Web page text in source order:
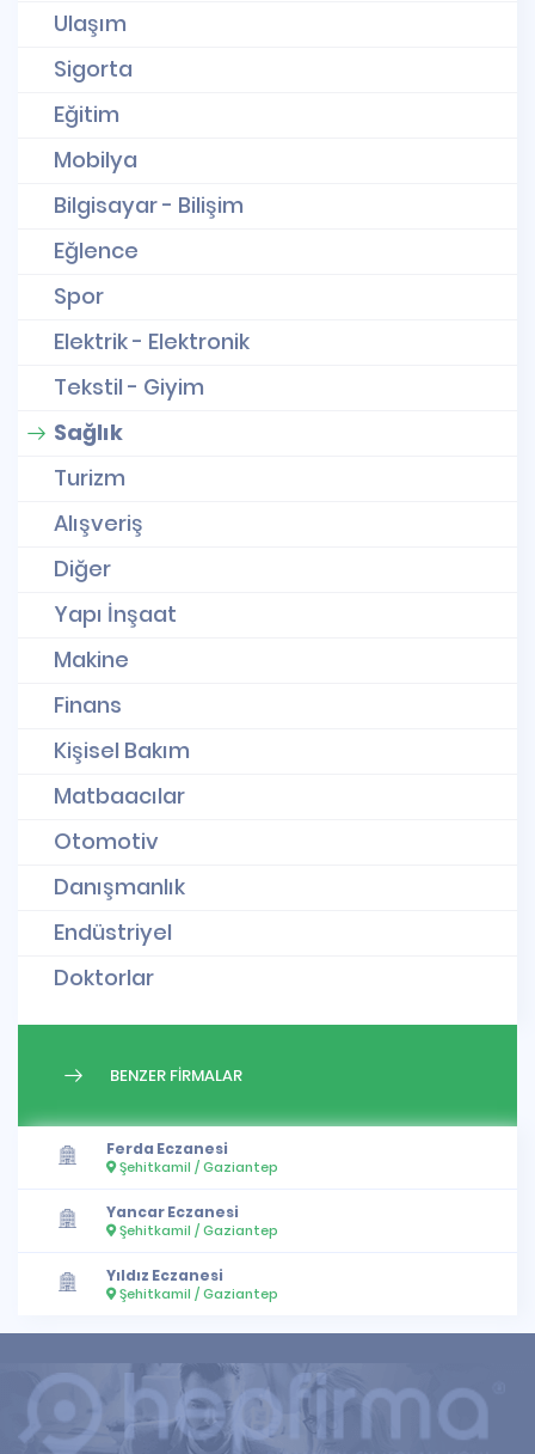
Ulaşım
Sigorta
Eğitim
Mobilya
Bilgisayar - Bilişim
Eğlence
Spor
Elektrik - Elektronik
Tekstil - Giyim
Sağlık
Turizm
Alışveriş
Diğer
Yapı İnşaat
Makine
Finans
Kişisel Bakım
Matbaacılar
Otomotiv
Danışmanlık
Endüstriyel
Doktorlar
BENZER FİRMALAR
Ferda Eczanesi
Şehitkamil / Gaziantep
Yancar Eczanesi
Şehitkamil / Gaziantep
Yıldız Eczanesi
Şehitkamil / Gaziantep